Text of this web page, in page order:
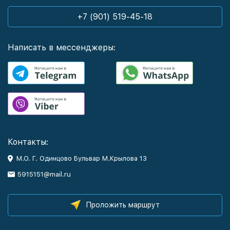
+7 (901) 519-45-18
Написать в мессенджеры:
Контакты:
М.О. Г. Одинцово Бульвар М.Крылова 13
5915151@mail.ru
Проложить маршрут